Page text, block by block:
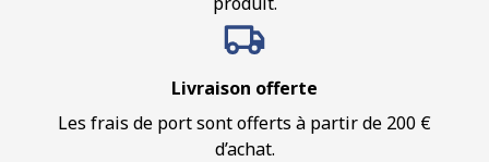
Livraison offerte
Les frais de port sont offerts à partir de 200 €
d’achat.